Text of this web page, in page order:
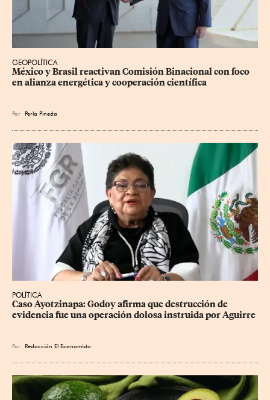
GEOPOLÍTICA
México y Brasil reactivan Comisión Binacional con foco
en alianza energética y cooperación científica
Por Perla Pineda
POLÍTICA
Caso Ayotzinapa: Godoy afirma que destrucción de
evidencia fue una operación dolosa instruida por Aguirre
Por Redacción El Economista